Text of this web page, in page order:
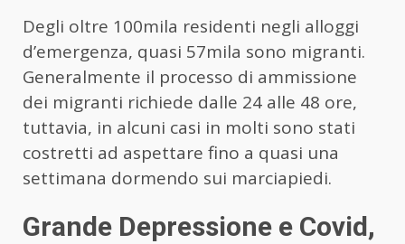
Degli oltre 100mila residenti negli alloggi
d’emergenza, quasi 57mila sono migranti.
Generalmente il processo di ammissione
dei migranti richiede dalle 24 alle 48 ore,
tuttavia, in alcuni casi in molti sono stati
costretti ad aspettare fino a quasi una
settimana dormendo sui marciapiedi.
Grande Depressione e Covid,